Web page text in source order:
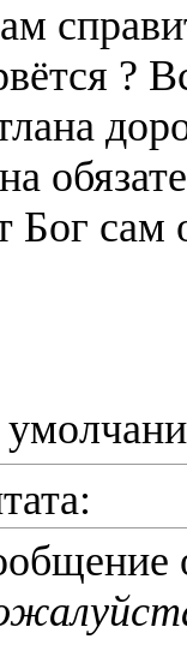
?
Бог сам